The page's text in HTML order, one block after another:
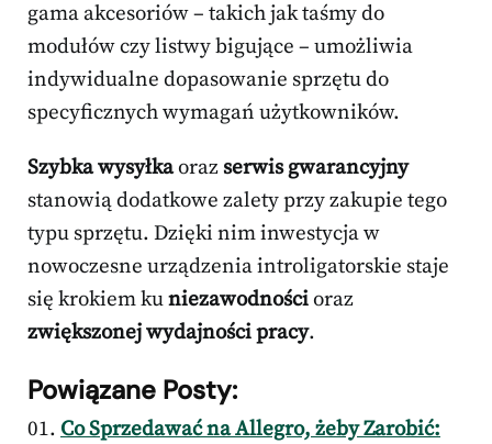
gama akcesoriów – takich jak taśmy do
modułów czy listwy bigujące – umożliwia
indywidualne dopasowanie sprzętu do
specyficznych wymagań użytkowników.
Szybka wysyłkaoraz serwis gwarancyjny
stanowią dodatkowe zalety przy zakupie tego
typu sprzętu. Dzięki nim inwestycja w
nowoczesne urządzenia introligatorskie staje
się krokiem kuniezawodnościoraz
zwiększonej wydajności pracy.
Powiązane Posty:
Co Sprzedawać na Allegro, żeby Zarobić: